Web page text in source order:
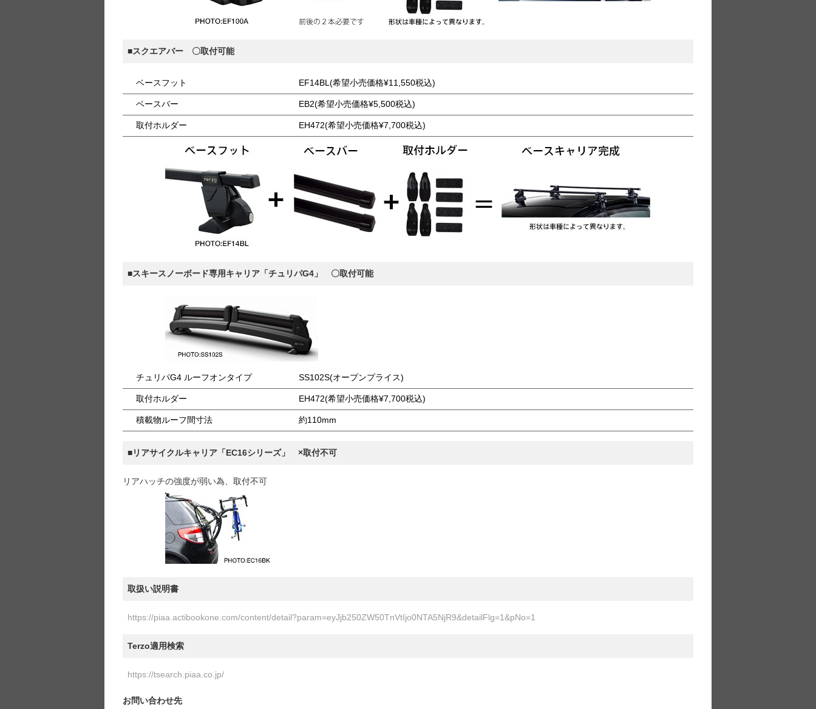
■スクエアバー 〇取付可能
ベースフット EF14BL(希望小売価格¥11,550税込)
ベースバー EB2(希望小売価格¥5,500税込)
取付ホルダー EH472(希望小売価格¥7,700税込)
■スキースノーボード専用キャリア「チュリパG4」 〇取付可能
チュリパG4 ルーフオンタイプ SS102S(オープンプライス)
取付ホルダー EH472(希望小売価格¥7,700税込)
積載物ルーフ間寸法 約110mm
■リアサイクルキャリア「EC16シリーズ」 ×取付不可
リアハッチの強度が弱い為、取付不可
取扱い説明書
https://piaa.actibookone.com/content/detail?param=eyJjb250ZW50TnVtIjo0NTA5NjR9&detailFlg=1&pNo=1
Terzo適用検索
https://tsearch.piaa.co.jp/
お問い合わせ先